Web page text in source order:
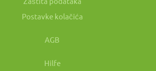
Postavke kolačića
AGB
Hilfe